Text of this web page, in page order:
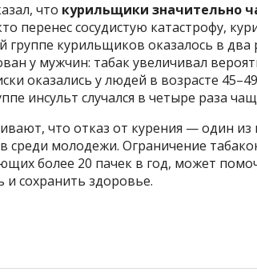
что курильщики значительно
перенес сосудистую катастрофу,
группе курильщиков оказалось в
у мужчин: табак увеличивал
оказались у людей в возрасте
инсульт случался в четыре раза
что отказ от курения — один
среди молодежи. Ограничение
более 20 пачек в год, может
и сохранить здоровье.